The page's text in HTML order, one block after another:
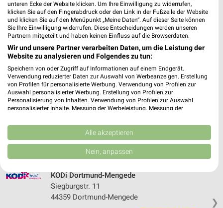
Ernsting's family Dortmund
Siegburgstr. 3
44359 Dortmund
Heute 08:30 - 19:00 Uhr | Schließt in 57 Min.
425,10 km
Ernsting's family Selm
Kreisstraße 57-63
Heute 08:30 - 19:00 Uhr |
415,69 km
❯
KODi Dortmund-Mengede
Siegburgstr. 11
44359 Dortmund-Mengede
unteren Ecke der Website klicken. Um Ihre Einwilligung zu widerrufen,
klicken Sie auf den Fingerabdruck oder den Link in der Fußzeile der Website
und klicken Sie auf den Menüpunkt „Meine Daten“. Auf dieser Seite können
Sie Ihre Einwilligung widerrufen. Diese Entscheidungen werden unseren
Partnern mitgeteilt und haben keinen Einfluss auf die Browserdaten.
Wir und unsere Partner verarbeiten Daten, um die Leistung der
Website zu analysieren und Folgendes zu tun:
Speichern von oder Zugriff auf Informationen auf einem Endgerät.
Verwendung reduzierter Daten zur Auswahl von Werbeanzeigen. Erstellung
von Profilen für personalisierte Werbung. Verwendung von Profilen zur
Auswahl personalisierter Werbung. Erstellung von Profilen zur
Personalisierung von Inhalten. Verwendung von Profilen zur Auswahl
personalisierter Inhalte. Messung der Werbeleistung. Messung der
Kombinationen von Daten aus verschiedenen Quellen. Entwicklung und
Verbesserung der Angebote. Verwendung reduzierter Daten zur Auswahl
von Inhalten.
Daten können außerhalb der Europäischen Union weitergegeben und in die
USA gesendet werden.
Website/App.
Partnerliste anzeigen (1 IAB-Anbieter)
Wir nutzen Ihre Daten für folgende Zwecke:
Alle akzeptieren
Nein, anpassen